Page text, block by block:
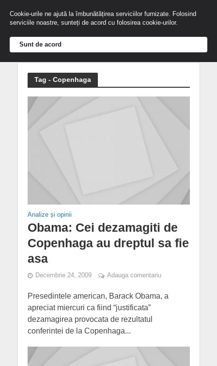
Tag - Copenhaga
Analize și opinii
Obama: Cei dezamagiti de
Copenhaga au dreptul sa fie
asa
Decembrie 24, 2009 Adauga comentariu
Presedintele american, Barack Obama, a
apreciat miercuri ca fiind “justificata”
dezamagirea provocata de rezultatul
conferintei de la Copenhaga...
Cookie-urile ne ajută la îmbunătățirea serviciilor furnizate. Folosind
serviciile noastre, sunteți de acord cu folosirea cookie-urilor.
Sunt de acord